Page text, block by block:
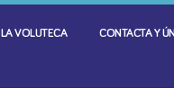
LA VOLUTECA CONTACTA Y